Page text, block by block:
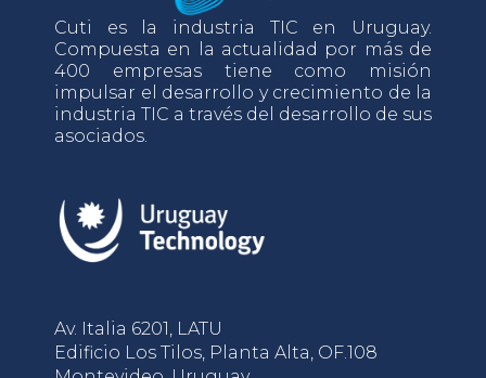
Cuti es la industria TIC en Uruguay.
Compuesta en la actualidad por más de
400 empresas tiene como misión
impulsar el desarrollo y crecimiento de la
industria TIC a través del desarrollo de sus
asociados.
Av. Italia 6201, LATU
Edificio Los Tilos, Planta Alta, OF.108